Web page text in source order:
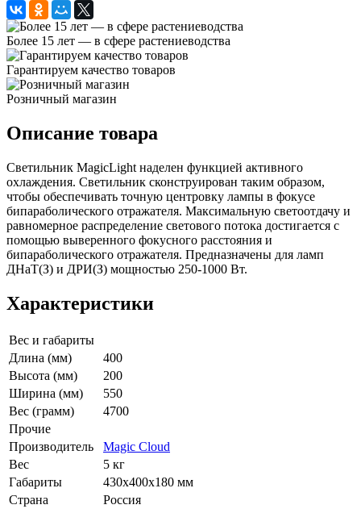
Более 15 лет — в сфере растениеводства
Гарантируем качество товаров
Розничный магазин
Описание товара
Светильник MagicLight наделен функцией активного
охлаждения. Светильник сконструирован таким образом,
чтобы обеспечивать точную центровку лампы в фокусе
бипараболического отражателя. Максимальную светоотдачу и
равномерное распределение светового потока достигается с
помощью выверенного фокусного расстояния и
бипараболического отражателя. Предназначены для ламп
ДНаТ(З) и ДРИ(З) мощностью 250-1000 Вт.
Характеристики
Вес и габариты
Длина (мм)
400
Высота (мм)
200
Ширина (мм)
550
Вес (грамм)
4700
Прочие
Производитель
Magic Cloud
Вес
5 кг
Габариты
430х400х180 мм
Страна
Россия